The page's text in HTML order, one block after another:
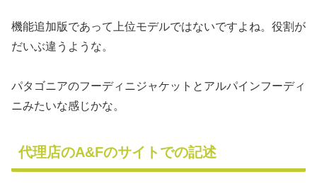
機能追加版であって上位モデルではないですよね。役割が
だいぶ違うような。
パタゴニアのフーディニジャケットとアルパインフーディ
ニみたいな感じかな。
代理店のA&Fのサイトでの記述